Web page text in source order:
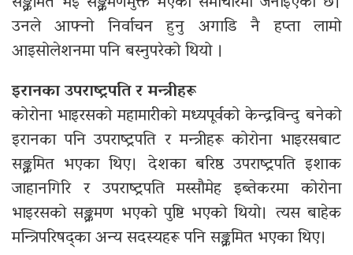
उनले आफ्नो निर्वाचन हुनु अगाडि नै हप्ता लामो
आइसोलेशनमा पनि बस्नुपरेको थियो ।
इरानका उपराष्ट्रपति र मन्त्रीहरू
कोरोना भाइरसको महामारीको मध्यपूर्वको केन्द्रविन्दु बनेको
इरानका पनि उपराष्ट्रपति र मन्त्रीहरू कोरोना भाइरसबाट
सङ्क्रमित भएका थिए। देशका बरिष्ठ उपराष्ट्रपति इशाक
जाहानगिरि र उपराष्ट्रपति मस्सौमेह इब्तेकरमा कोरोना
भाइरसको सङ्क्रमण भएको पुष्टि भएको थियो। त्यस बाहेक
मन्त्रिपरिषद्का अन्य सदस्यहरू पनि सङ्क्रमित भएका थिए।